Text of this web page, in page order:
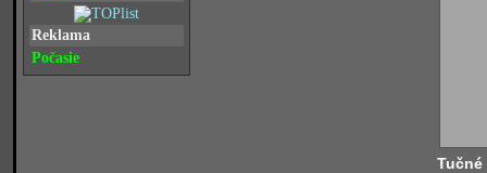
Reklama
Počasie
Tučné